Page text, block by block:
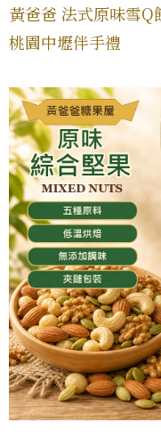
黃爸爸 法式原味雪Q
桃園中壢伴手禮